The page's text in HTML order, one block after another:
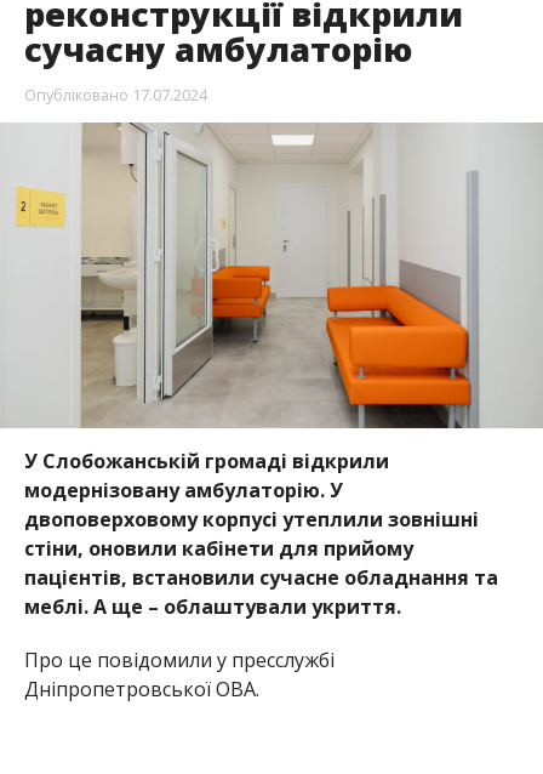
Опубліковано17.07.2024
У Слобожанській громаді відкрили
модернізовану амбулаторію. У
двоповерховому корпусі утеплили зовнішні
стіни, оновили кабінети для прийому
пацієнтів, встановили сучасне обладнання та
меблі. А ще – облаштували укриття.
Про це повідомили у пресслужбі
Дніпропетровської ОВА.